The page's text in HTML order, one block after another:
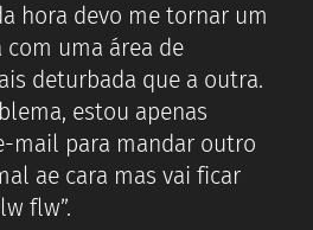
hora devo me tornar um
uma área de
deturbada que a outra.
estou apenas
mail para mandar outro
ae cara mas vai ficar
flw”.